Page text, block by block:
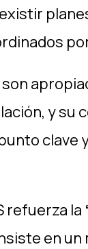
son
y su
refuerza la
en un